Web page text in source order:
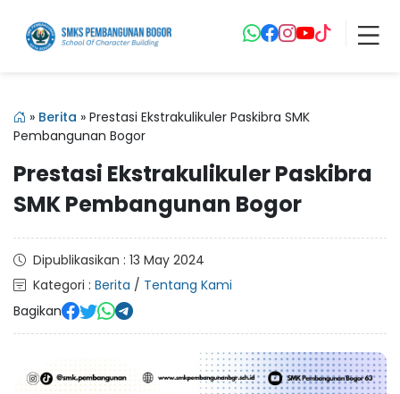
» Berita » Prestasi Ekstrakulikuler Paskibra SMK
Pembangunan Bogor
Prestasi Ekstrakulikuler Paskibra
SMK Pembangunan Bogor
Dipublikasikan : 13 May 2024
Kategori : Berita / Tentang Kami
Bagikan